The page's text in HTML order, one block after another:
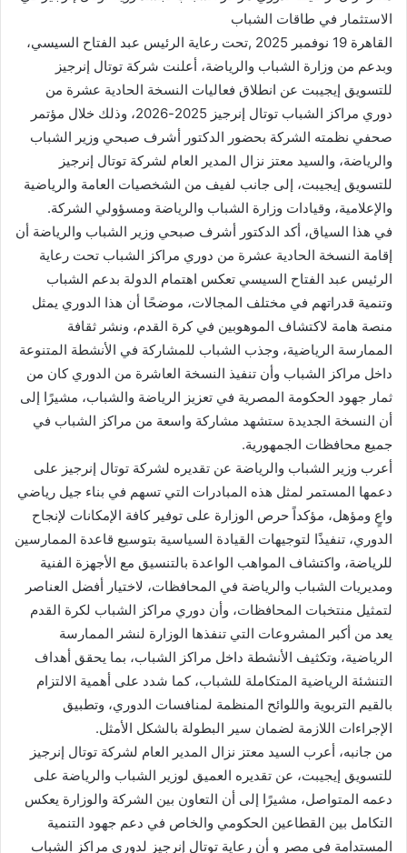
الاستثمار في طاقات الشباب
القاهرة 19 نوفمبر 2025 ,تحت رعاية الرئيس عبد الفتاح السيسي،
وبدعم من وزارة الشباب والرياضة، أعلنت شركة توتال إنرجيز
للتسويق إيجيبت عن انطلاق فعاليات النسخة الحادية عشرة من
دوري مراكز الشباب توتال إنرجيز 2025-2026، وذلك خلال مؤتمر
صحفي نظمته الشركة بحضور الدكتور أشرف صبحي وزير الشباب
والرياضة، والسيد معتز نزال المدير العام لشركة توتال إنرجيز
للتسويق إيجيبت، إلى جانب لفيف من الشخصيات العامة والرياضية
والإعلامية، وقيادات وزارة الشباب والرياضة ومسؤولي الشركة.
في هذا السياق، أكد الدكتور أشرف صبحي وزير الشباب والرياضة أن
إقامة النسخة الحادية عشرة من دوري مراكز الشباب تحت رعاية
الرئيس عبد الفتاح السيسي تعكس اهتمام الدولة بدعم الشباب
وتنمية قدراتهم في مختلف المجالات، موضحًا أن هذا الدوري يمثل
منصة هامة لاكتشاف الموهوبين في كرة القدم، ونشر ثقافة
الممارسة الرياضية، وجذب الشباب للمشاركة في الأنشطة المتنوعة
داخل مراكز الشباب وأن تنفيذ النسخة العاشرة من الدوري كان من
ثمار جهود الحكومة المصرية في تعزيز الرياضة والشباب، مشيرًا إلى
أن النسخة الجديدة ستشهد مشاركة واسعة من مراكز الشباب في
جميع محافظات الجمهورية.
أعرب وزير الشباب والرياضة عن تقديره لشركة توتال إنرجيز على
دعمها المستمر لمثل هذه المبادرات التي تسهم في بناء جيل رياضي
واعٍ ومؤهل، مؤكداً حرص الوزارة على توفير كافة الإمكانات لإنجاح
الدوري، تنفيذًا لتوجيهات القيادة السياسية بتوسيع قاعدة الممارسين
للرياضة، واكتشاف المواهب الواعدة بالتنسيق مع الأجهزة الفنية
ومديريات الشباب والرياضة في المحافظات، لاختيار أفضل العناصر
لتمثيل منتخبات المحافظات، وأن دوري مراكز الشباب لكرة القدم
يعد من أكبر المشروعات التي تنفذها الوزارة لنشر الممارسة
الرياضية، وتكثيف الأنشطة داخل مراكز الشباب، بما يحقق أهداف
التنشئة الرياضية المتكاملة للشباب، كما شدد على أهمية الالتزام
بالقيم التربوية واللوائح المنظمة لمنافسات الدوري، وتطبيق
الإجراءات اللازمة لضمان سير البطولة بالشكل الأمثل.
من جانبه، أعرب السيد معتز نزال المدير العام لشركة توتال إنرجيز
للتسويق إيجيبت، عن تقديره العميق لوزير الشباب والرياضة على
دعمه المتواصل، مشيرًا إلى أن التعاون بين الشركة والوزارة يعكس
التكامل بين القطاعين الحكومي والخاص في دعم جهود التنمية
المستدامة في مصر و أن رعاية توتال إنرجيز لدوري مراكز الشباب